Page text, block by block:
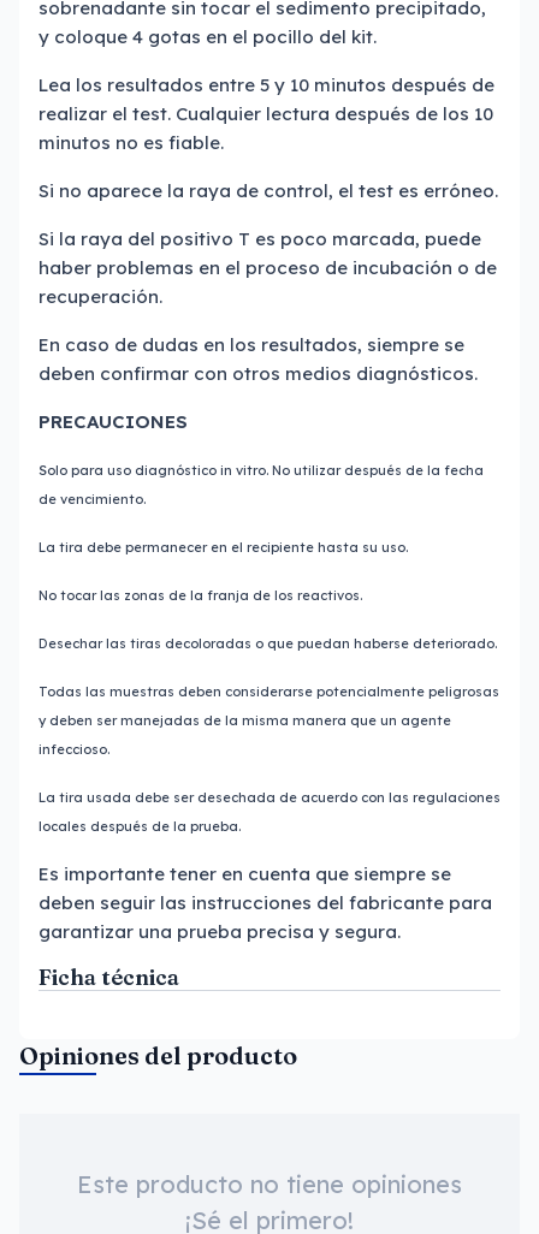
sobrenadante sin tocar el sedimento precipitado,
y coloque 4 gotas en el pocillo del kit.
Lea los resultados entre 5 y 10 minutos después de
realizar el test. Cualquier lectura después de los 10
minutos no es fiable.
Si no aparece la raya de control, el test es erróneo.
Si la raya del positivo T es poco marcada, puede
haber problemas en el proceso de incubación o de
recuperación.
En caso de dudas en los resultados, siempre se
deben confirmar con otros medios diagnósticos.
PRECAUCIONES
Solo para uso diagnóstico in vitro. No utilizar después de la fecha
de vencimiento.
La tira debe permanecer en el recipiente hasta su uso.
No tocar las zonas de la franja de los reactivos.
Desechar las tiras decoloradas o que puedan haberse deteriorado.
Todas las muestras deben considerarse potencialmente peligrosas
y deben ser manejadas de la misma manera que un agente
infeccioso.
La tira usada debe ser desechada de acuerdo con las regulaciones
locales después de la prueba.
Es importante tener en cuenta que siempre se
deben seguir las instrucciones del fabricante para
garantizar una prueba precisa y segura.
Ficha técnica
Opiniones del producto
Este producto no tiene opiniones
¡Sé el primero!